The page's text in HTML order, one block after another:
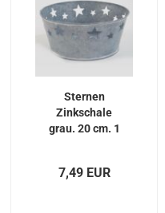
Sternen
Zinkschale
grau. 20 cm. 1
7,49 EUR